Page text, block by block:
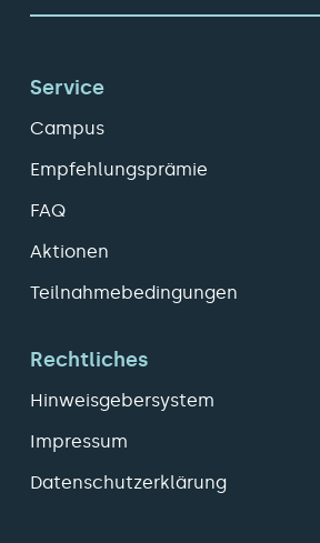
Service
Campus
Empfehlungsprämie
FAQ
Aktionen
Teilnahmebedingungen
Rechtliches
Hinweisgebersystem
Impressum
Datenschutzerklärung